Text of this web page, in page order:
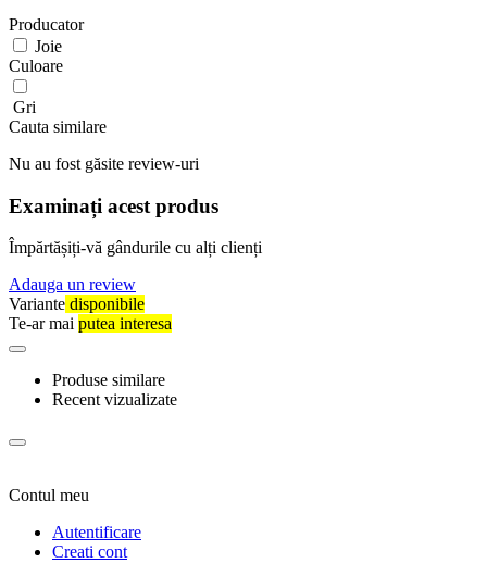
Producator
Joie
Culoare
Gri
Cauta similare
Nu au fost găsite review-uri
Examinați acest produs
Împărtășiți-vă gândurile cu alți clienți
Adauga un review
Variante disponibile
Te-ar mai putea interesa
Produse similare
Recent vizualizate
Contul meu
Autentificare
Creati cont